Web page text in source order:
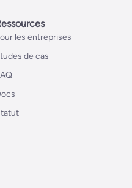
les entreprises
de cas